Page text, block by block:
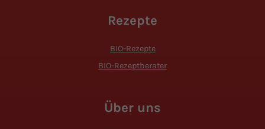
Rezepte
BIO-Rezepte
BIO-Rezeptberater
Über uns